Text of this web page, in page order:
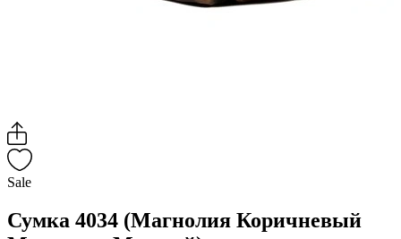
Sale
Сумка 4034 (Магнолия Коричневый